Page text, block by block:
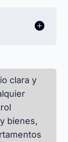
clara y
bienes,